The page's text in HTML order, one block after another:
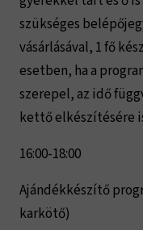
szükséges
vásárlásával, 1 fő
esetben, ha a
szerepel, az idő
kettő elkészítésére
16:00-18:00
Ajándékkészítő
karkötő)